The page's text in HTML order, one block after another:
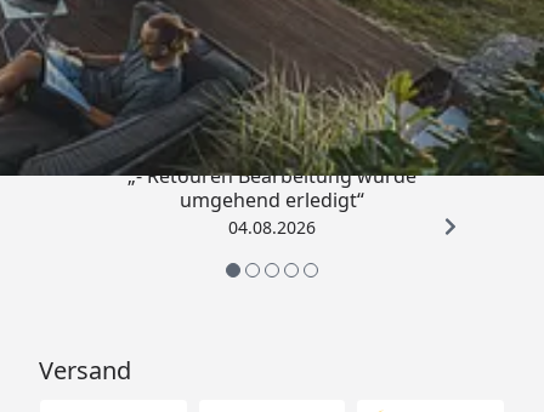
Trusted Shops
4,81/ 5
„- Retouren Bearbeitung wurde
umgehend erledigt“
04.08.2026
Versand